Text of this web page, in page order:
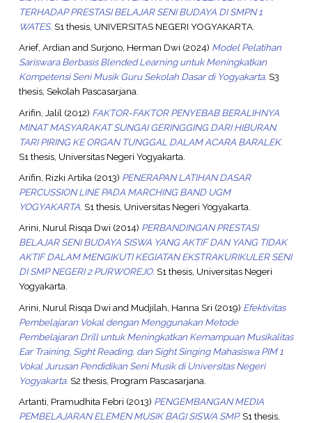
TERHADAP PRESTASI BELAJAR SENI BUDAYA DI SMPN 1
WATES. S1 thesis, UNIVERSITAS NEGERI YOGYAKARTA.
Arief, Ardian andSurjono, Herman Dwi (2024) Model Pelatihan
Sariswara Berbasis Blended Learning untuk Meningkatkan
Kompetensi Seni Musik Guru Sekolah Dasar di Yogyakarta. S3
thesis, Sekolah Pascasarjana.
Arifin, Jalil (2012) FAKTOR-FAKTOR PENYEBAB BERALIHNYA
MINAT MASYARAKAT SUNGAI GERINGGING DARI HIBURAN
TARI PIRING KE ORGAN TUNGGAL DALAM ACARA BARALEK.
S1 thesis, Universitas Negeri Yogyakarta.
Arifin, Rizki Artika (2013) PENERAPAN LATIHAN DASAR
PERCUSSION LINE PADA MARCHING BAND UGM
YOGYAKARTA. S1 thesis, Universitas Negeri Yogyakarta.
Arini, Nurul Risqa Dwi (2014) PERBANDINGAN PRESTASI
BELAJAR SENI BUDAYA SISWA YANG AKTIF DAN YANG TIDAK
AKTIF DALAM MENGIKUTI KEGIATAN EKSTRAKURIKULER SENI
DI SMP NEGERI 2 PURWOREJO. S1 thesis, Universitas Negeri
Yogyakarta.
Arini, Nurul Risqa Dwi and Mudjilah, Hanna Sri (2019) Efektivitas
Pembelajaran Vokal dengan Menggunakan Metode
Pembelajaran Drill untuk Meningkatkan Kemampuan Musikalitas
Ear Training, Sight Reading, dan Sight Singing Mahasiswa PIM 1
Vokal Jurusan Pendidikan Seni Musik di Universitas Negeri
Yogyakarta. S2 thesis, Program Pascasarjana.
Artanti, Pramudhita Febri (2013) PENGEMBANGAN MEDIA
PEMBELAJARAN ELEMEN MUSIK BAGI SISWA SMP.S1 thesis,